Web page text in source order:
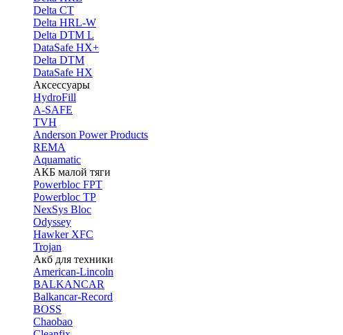
Delta CT
Delta HRL-W
Delta DTM L
DataSafe HX+
Delta DTM
DataSafe HX
Аксессуары
HydroFill
A-SAFE
TVH
Anderson Power Products
REMA
Aquamatic
АКБ малой тяги
Powerbloc FPT
Powerbloc TP
NexSys Bloc
Odyssey
Hawker XFC
Trojan
Акб для техники
American-Lincoln
BALKANCAR
Balkancar-Record
BOSS
Chaobao